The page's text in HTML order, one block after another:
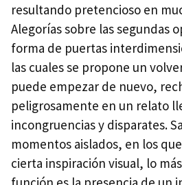
resultando pretencioso en
Alegorías sobre las segundas
forma de puertas
las cuales se propone un
puede empezar de nuevo,
peligrosamente en un relato
incongruencias y disparates.
momentos aislados, en los
cierta inspiración visual, lo